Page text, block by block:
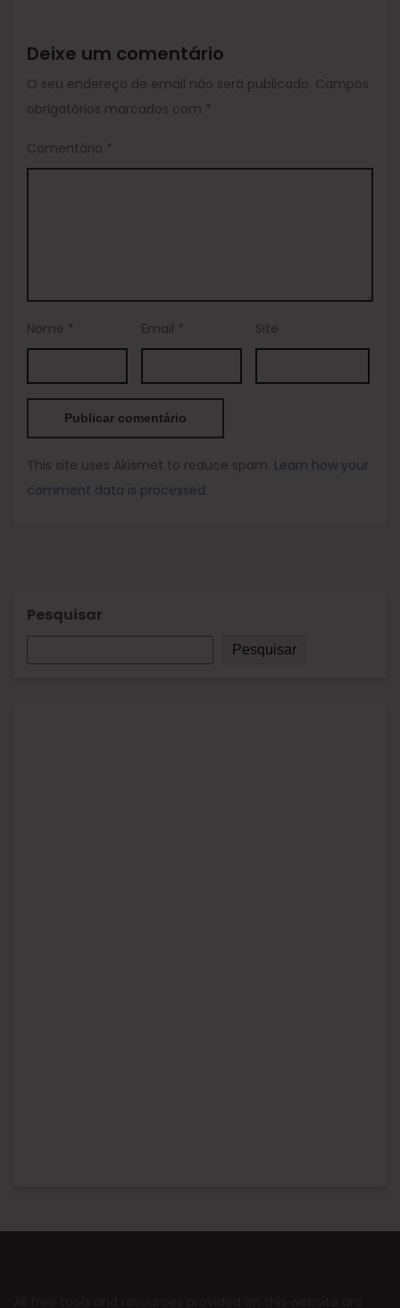
Deixe um comentário
O seu endereço de email não será publicado. Campos
obrigatórios marcados com *
Comentário *
Nome * Email * Site
This site uses Akismet to reduce spam. Learn how your
comment data is processed.
Pesquisar
Pesquisar